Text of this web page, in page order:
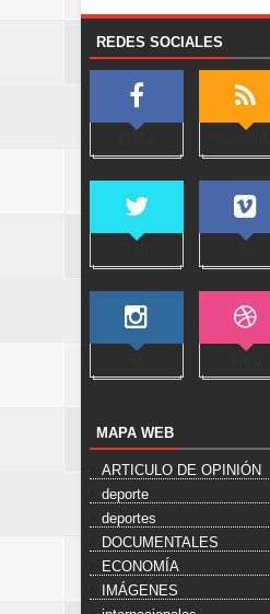
REDES SOCIALES
MAPA WEB
ARTICULO DE OPINIÓN
deporte
deportes
DOCUMENTALES
ECONOMÍA
IMÁGENES